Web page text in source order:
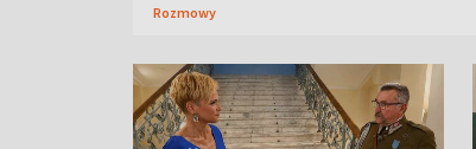
Rozmowy